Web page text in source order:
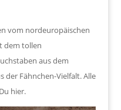
vom nordeuropäischen
dem tollen
aus dem
der Fähnchen-Vielfalt. Alle
hier.